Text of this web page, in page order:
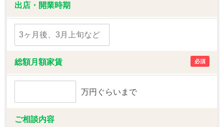
出店・開業時期
総額月額家賃 必須
万円ぐらいまで
ご相談内容